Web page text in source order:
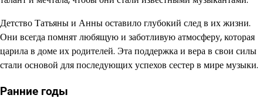
Детство Татьяны и Анны оставило глубокий след в их жизни.
Они всегда помнят любящую и заботливую атмосферу, которая
царила в доме их родителей. Эта поддержка и вера в свои силы
стали основой для последующих успехов сестер в мире музыки.
Ранние годы